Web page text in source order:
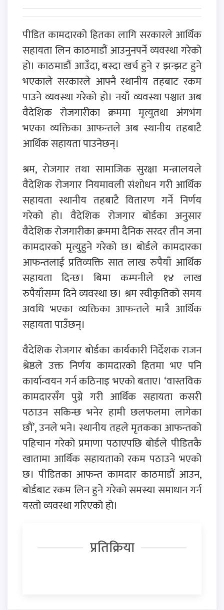
पीडित कामदारको हितका लागि सरकारले आर्थिक
सहायता लिन काठमाडौं आउनुनपर्ने व्यवस्था गरेको
हो। काठमाडौं आउँदा, बस्दा खर्च हुने र झन्झट हुने
भएकाले सरकारले आफ्नै स्थानीय तहबाट रकम
पाउने व्यवस्था गरेको हो। नयाँ व्यवस्था पश्चात अब
वैदेशिक रोजगारीका क्रममा मृत्युतथा अंगभंग
भएका व्यक्तिका आफन्तले अब स्थानीय तहबाटै
आर्थिक सहायता पाउनेछन्।
श्रम, रोजगार तथा सामाजिक सुरक्षा मन्त्रालयले
वैदेशिक रोजगार नियमावली संशोधन गरी आर्थिक
सहायता स्थानीय तहबाटै वितारण गर्ने निर्णय
गरेको हो। वैदेशिक रोजगार बोर्डका अनुसार
वैदेशिक रोजगारीका क्रममा दैनिक सरदर तीन जना
कामदारको मृत्युहुने गरेको छ। बोर्डले कामदारका
आफन्तलाई प्रतिव्यक्ति सात लाख रुपैयाँ आर्थिक
सहायता दिन्छ। बिमा कम्पनीले १४ लाख
रुपैयाँसम्म दिने व्यवस्था छ। श्रम स्वीकृतिको समय
अवधि भएका व्यक्तिका आफन्तले मात्रै आर्थिक
सहायता पाउँछन्।
वैदेशिक रोजगार बोर्डका कार्यकारी निर्देशक राजन
श्रेष्ठले उक्त निर्णय कामदारको हितमा भए पनि
कार्यान्वयन गर्न कठिनाइ भएको बताए। ‘वास्तविक
कामदारसँग पुग्ने गरी आर्थिक सहायता कसरी
पठाउन सकिन्छ भनेर हामी छलफलमा लागेका
छौं’, उनले भने। स्थानीय तहले मृतकका आफन्तको
पहिचान गरेको प्रमाणा पठाएपछि बोर्डले पीडितकै
खातामा आर्थिक सहायताको रकम पठाउने भएको
छ। पीडितका आफन्त कामदार काठमाडौं आउन,
बोर्डबाट रकम लिन हुने गरेको समस्या समाधान गर्न
यस्तो व्यवस्था गरिएको हो।
प्रतिक्रिया